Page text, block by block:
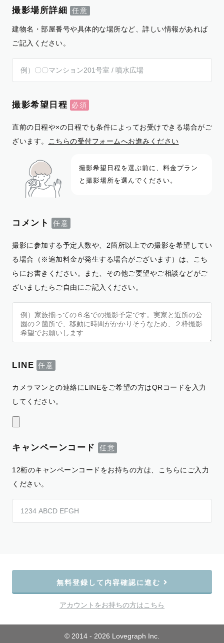
撮影場所詳細
建物名・部屋番号や具体的な場所など、詳しい情報があれば
ご記入ください。
撮影希望日程
直前の日程や×の日程でも条件によってお受けできる場合がご
ざいます。
こちらの受付フォームへお進みください
撮影希望日程を選ぶ前に、料金プラン
と撮影場所を選んでください。
コメント
撮影に参加する予定人数や、2箇所以上での撮影を希望してい
る場合（※追加料金が発生する場合がございます）は、こち
らにお書きください。また、その他ご要望やご相談などがご
ざいましたらご自由にご記入ください。
LINE
カメラマンとの連絡にLINEをご希望の方はQRコードを入力
してください。
キャンペーンコード
12桁のキャンペーンコードをお持ちの方は、こちらにご入力
ください。
無料登録して内容確認に進む
アカウントをお持ちの方はこちら
© 2014 - 2026 Lovegraph Inc.